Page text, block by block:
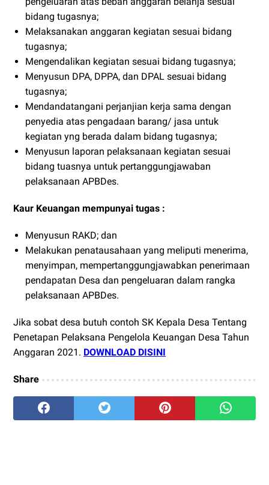
bidang tugasnya;
Melaksanakan anggaran kegiatan sesuai bidang
tugasnya;
Mengendalikan kegiatan sesuai bidang tugasnya;
Menyusun DPA, DPPA, dan DPAL sesuai bidang
tugasnya;
Mendandatangani perjanjian kerja sama dengan
penyedia atas pengadaan barang/ jasa untuk
kegiatan yng berada dalam bidang tugasnya;
Menyusun laporan pelaksanaan kegiatan sesuai
bidang tuasnya untuk pertanggungjawaban
pelaksanaan APBDes.
Kaur Keuangan mempunyai tugas :
Menyusun RAKD; dan
Melakukan penatausahaan yang meliputi menerima,
menyimpan, mempertanggungjawabkan penerimaan
pendapatan Desa dan pengeluaran dalam rangka
pelaksanaan APBDes.
Jika sobat desa butuh contoh SK Kepala Desa Tentang
Penetapan Pelaksana Pengelola Keuangan Desa Tahun
Anggaran 2021. DOWNLOAD DISINI
Share